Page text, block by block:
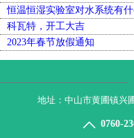
恒温恒湿实验室对水系统有
科瓦特，开工大吉
2023年春节放假通知
地址：中山市黄圃镇兴
 0760-